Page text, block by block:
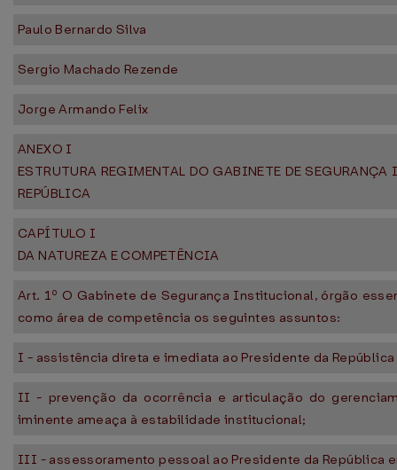
Paulo Bernardo Silva
Sergio Machado Rezende
Jorge Armando Felix
ANEXO I
ESTRUTURA REGIMENTAL DO GABINETE DE
REPÚBLICA
CAPÍTULO I
DA NATUREZA E COMPETÊNCIA
Art. 1º O Gabinete de Segurança Institucional, órgão
como área de competência os seguintes assuntos:
I - assistência direta e imediata ao Presidente da
II - prevenção da ocorrência e articulação do
iminente ameaça à estabilidade institucional;
III - assessoramento pessoal ao Presidente da República